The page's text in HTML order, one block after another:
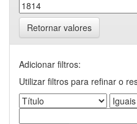
Retornar valores
Adicionar filtros:
Utilizar filtros para refinar o